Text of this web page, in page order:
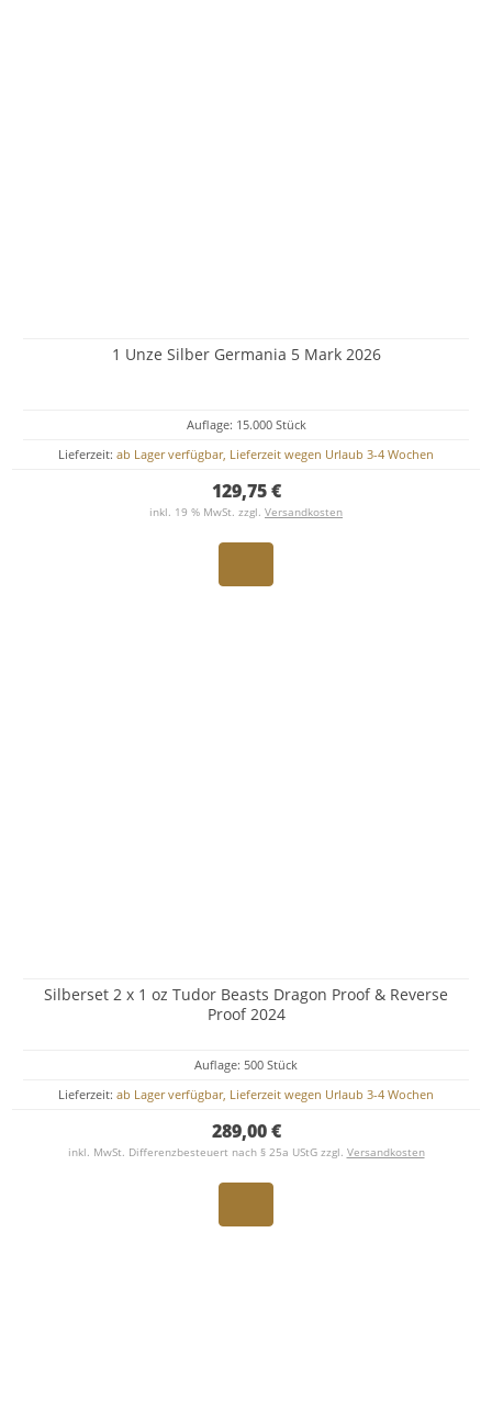
1 Unze Silber Germania 5 Mark 2026
Auflage: 15.000 Stück
Lieferzeit: ab Lager verfügbar, Lieferzeit wegen Urlaub 3-4 Wochen
129,75 €
inkl. 19 % MwSt. zzgl. Versandkosten
Silberset 2 x 1 oz Tudor Beasts Dragon Proof & Reverse
Proof 2024
Auflage: 500 Stück
Lieferzeit: ab Lager verfügbar, Lieferzeit wegen Urlaub 3-4 Wochen
289,00 €
inkl. MwSt. Differenzbesteuert nach § 25a UStG zzgl. Versandkosten